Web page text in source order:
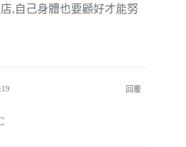
,自己身體也要顧好才能努
回覆